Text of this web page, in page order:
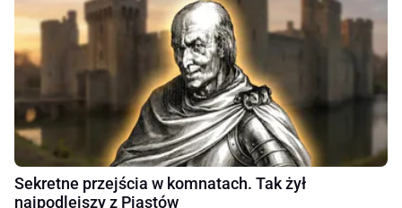
Sekretne przejścia w komnatach. Tak żył
najpodlejszy z Piastów